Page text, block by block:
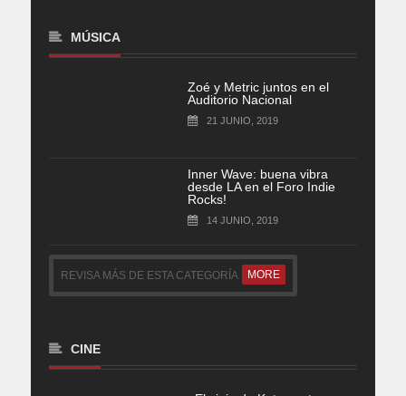
MÚSICA
Zoé y Metric juntos en el
Auditorio Nacional
21 JUNIO, 2019
Inner Wave: buena vibra
desde LA en el Foro Indie
Rocks!
14 JUNIO, 2019
REVISA MÁS DE ESTA CATEGORÍA MORE
CINE